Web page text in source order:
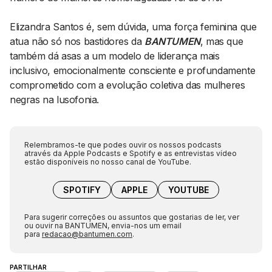
PARTILHAR
Elizandra Santos é, sem dúvida, uma força feminina que
atua não só nos bastidores da BANTUMEN, mas que
também dá asas a um modelo de liderança mais
inclusivo, emocionalmente consciente e profundamente
comprometido com a evolução coletiva das mulheres
negras na lusofonia.
Relembramos-te que podes ouvir os nossos podcasts
através da Apple Podcasts e Spotify e as entrevistas vídeo
estão disponíveis no nosso canal de YouTube.
SPOTIFY APPLE YOUTUBE
Para sugerir correções ou assuntos que gostarias de ler, ver
ou ouvir na BANTUMEN, envia-nos um email
para redacao@bantumen.com.